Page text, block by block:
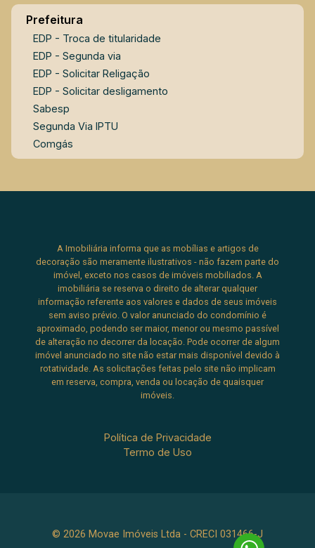
Prefeitura
EDP - Troca de titularidade
EDP - Segunda via
EDP - Solicitar Religação
EDP - Solicitar desligamento
Sabesp
Segunda Via IPTU
Comgás
A Imobiliária informa que as mobílias e artigos de
decoração são meramente ilustrativos - não fazem parte do
imóvel, exceto nos casos de imóveis mobiliados. A
imobiliária se reserva o direito de alterar qualquer
informação referente aos valores e dados de seus imóveis
sem aviso prévio. O valor anunciado do condomínio é
aproximado, podendo ser maior, menor ou mesmo passível
de alteração no decorrer da locação. Pode ocorrer de algum
imóvel anunciado no site não estar mais disponível devido à
rotatividade. As solicitações feitas pelo site não implicam
em reserva, compra, venda ou locação de quaisquer
imóveis.
Política de Privacidade
Termo de Uso
© 2026 Movae Imóveis Ltda - CRECI 031466-J